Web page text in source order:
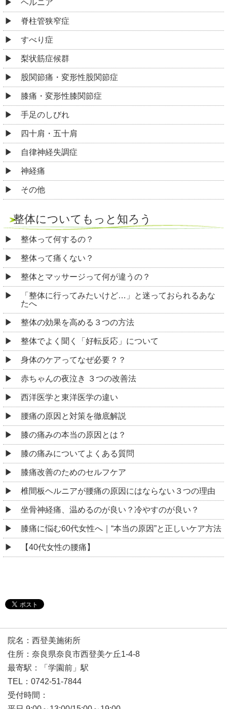
ヘルニア
脊柱管狭窄症
すべり症
梨状筋症候群
股関節痛・変形性股関節症
膝痛・変形性膝関節症
手足のしびれ
四十肩・五十肩
自律神経失調症
神経痛
その他
整体についてもっと知ろう
整体って何するの？
整体って痛くない？
整体とマッサージって何が違うの？
「整体に行ってみたいけど…」と迷っておられるあな
たへ
整体の効果を高める３つの方法
整体でよく聞く「好転反応」について
身体のケアってなぜ必要？？
赤ちゃんの夜泣き ３つの改善法
西洋医学と東洋医学の違い
腰痛の原因と対策を徹底解説
膝の痛みの本当の原因とは？
膝の痛みについてよくある質問
膝痛改善のためのセルフケア
椎間板ヘルニアが腰痛の原因にはならない３つの理由
坐骨神経痛、温めるのが良い？冷やすのが良い？
膝痛に悩む60代女性へ｜“本当の原因”と正しいケア方法
【40代女性の腰痛】
院名：西登美施術所
住所：奈良県奈良市西登美ケ丘1-4-8
最寄駅：「学園前」駅
TEL：0742-51-7844
受付時間：